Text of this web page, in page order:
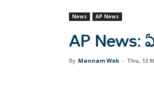
News AP News
AP News:
By Mannam Web - Thu, 12